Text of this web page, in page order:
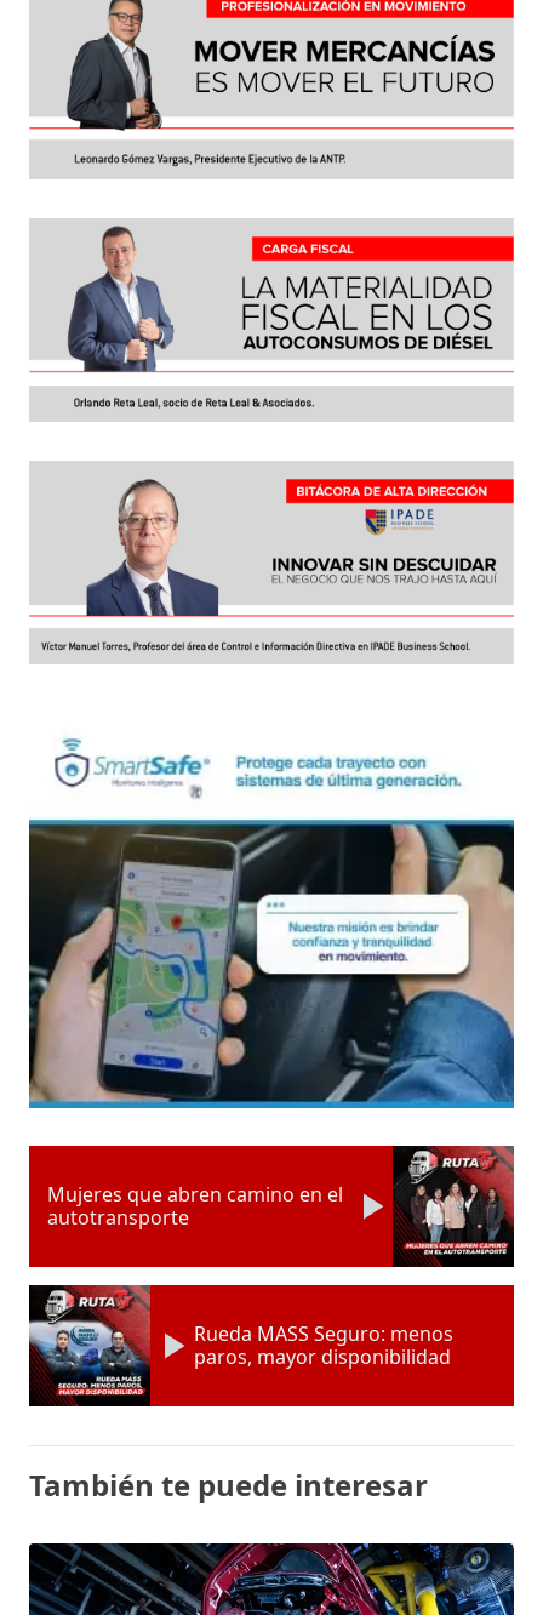
Mujeres que abren camino en el
autotransporte
Rueda MASS Seguro: menos
paros, mayor disponibilidad
También te puede interesar